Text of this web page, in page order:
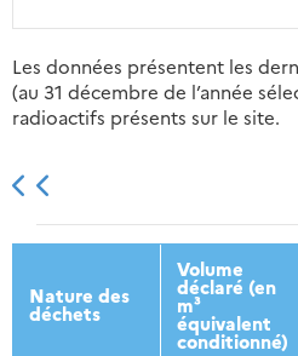
Les données présentent les
(au 31 décembre de l’année
radioactifs présents sur le site.
2013 2014
Nature des
déchets
Volume
déclaré (en
m³
équivalent
conditionné)